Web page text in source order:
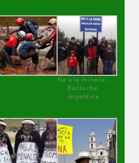
No a la minería ,
Bariloche,
Argentina